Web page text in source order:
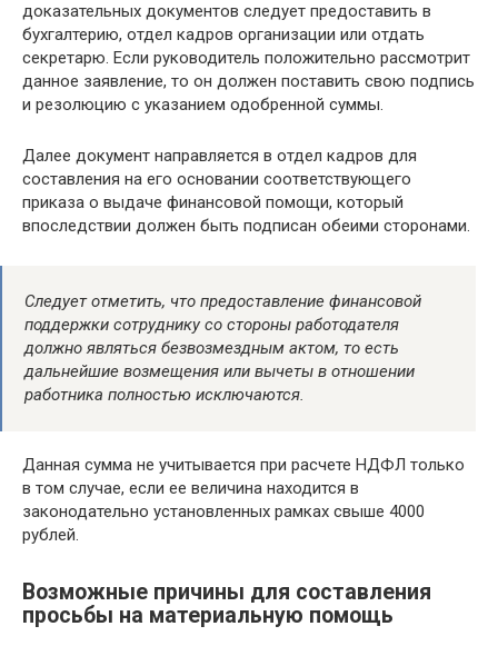
доказательных документов следует предоставить в
бухгалтерию, отдел кадров организации или отдать
секретарю. Если руководитель положительно рассмотрит
данное заявление, то он должен поставить свою подпись
и резолюцию с указанием одобренной суммы.
Далее документ направляется в отдел кадров для
составления на его основании соответствующего
приказа о выдаче финансовой помощи, который
впоследствии должен быть подписан обеими сторонами.
Следует отметить, что предоставление финансовой
поддержки сотруднику со стороны работодателя
должно являться безвозмездным актом, то есть
дальнейшие возмещения или вычеты в отношении
работника полностью исключаются.
Данная сумма не учитывается при расчете НДФЛ только
в том случае, если ее величина находится в
законодательно установленных рамках свыше 4000
рублей.
Возможные причины для составления
просьбы на материальную помощь